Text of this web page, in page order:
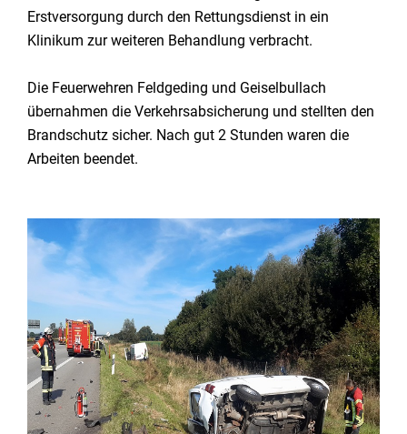
Erstversorgung durch den Rettungsdienst in ein
Klinikum zur weiteren Behandlung verbracht.
Die Feuerwehren Feldgeding und Geiselbullach
übernahmen die Verkehrsabsicherung und stellten den
Brandschutz sicher. Nach gut 2 Stunden waren die
Arbeiten beendet.